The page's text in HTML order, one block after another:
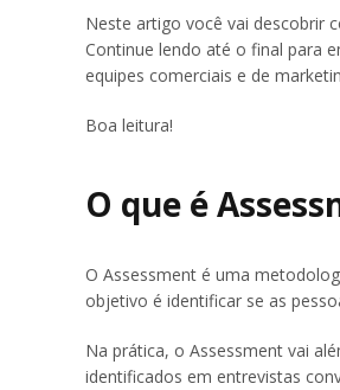
Neste artigo você vai descobrir
Continue lendo até o final para
equipes comerciais e de
Boa leitura!
O que é
O Assessment é uma
objetivo é identificar se as
Na prática, o Assessment vai
identificados em entrevistas